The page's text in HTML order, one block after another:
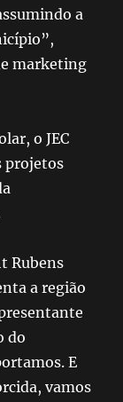
a
marketing
o JEC
projetos
Rubens
a região
do
E
vamos